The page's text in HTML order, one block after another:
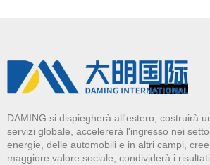
DAMING si dispiegherà all'estero, costruirà
servizi globale, accelererà l'ingresso nei
energie, delle automobili e in altri campi,
maggiore valore sociale, condividerà i